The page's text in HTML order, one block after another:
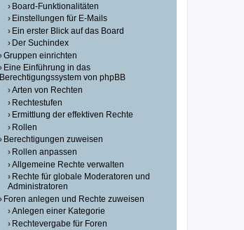
Board-Funktionalitäten
Einstellungen für E-Mails
Ein erster Blick auf das Board
Der Suchindex
Gruppen einrichten
Eine Einführung in das
Berechtigungssystem von phpBB
Arten von Rechten
Rechtestufen
Ermittlung der effektiven Rechte
Rollen
Berechtigungen zuweisen
Rollen anpassen
Allgemeine Rechte verwalten
Rechte für globale Moderatoren und
Administratoren
Foren anlegen und Rechte zuweisen
Anlegen einer Kategorie
Rechtevergabe für Foren